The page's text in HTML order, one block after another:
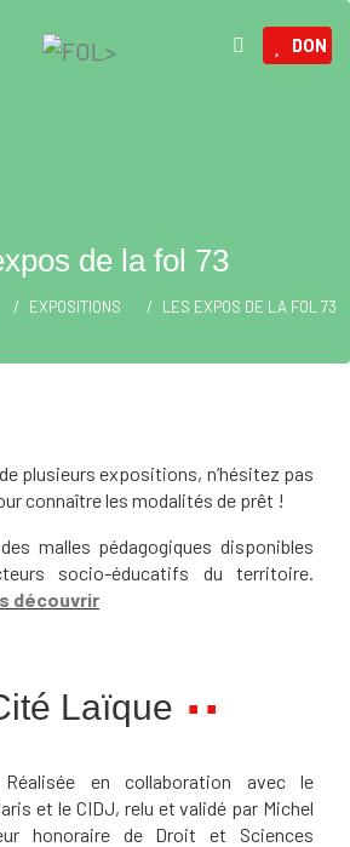
DON
de la fol 73
EXPOSITIONS LES EXPOS DE LA FOL 73
plusieurs expositions, n’hésitez pas
connaître les modalités de prêt !
malles pédagogiques disponibles
socio-éducatifs du territoire.
découvrir
Laïque
Réalisée en collaboration avec le
et le CIDJ, relu et validé par Michel
honoraire de Droit et Sciences
d’outils